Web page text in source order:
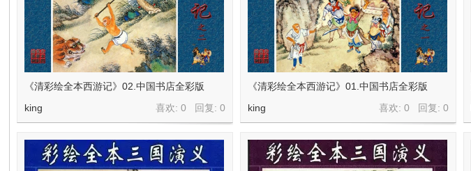
《清彩绘全本西游记》02.中国书店全彩版
喜欢: 0 回复:0
king
《清彩绘全本西游记》01.中国书店全彩版
喜欢: 0 回复:0
king